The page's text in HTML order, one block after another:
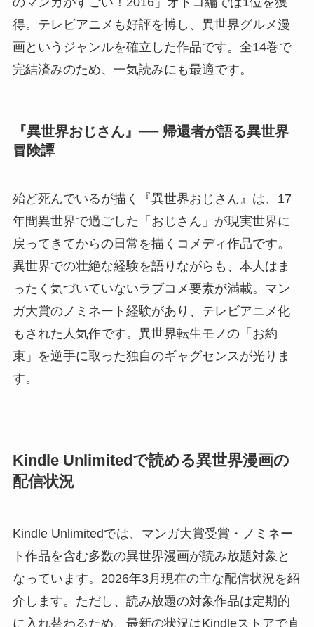
得。テレビアニメも好評を博し、異世界グルメ漫
画というジャンルを確立した作品です。全14巻で
完結済みのため、一気読みにも最適です。
『異世界おじさん』── 帰還者が語る異世界
冒険譚
殆ど死んでいるが描く『異世界おじさん』は、17
年間異世界で過ごした「おじさん」が現実世界に
戻ってきてからの日常を描くコメディ作品です。
異世界での壮絶な経験を語りながらも、本人はま
ったく気づいていないラブコメ要素が満載。マン
ガ大賞のノミネート経験があり、テレビアニメ化
もされた人気作です。異世界転生モノの「お約
束」を逆手に取った独自のギャグセンスが光りま
す。
Kindle Unlimitedで読める異世界漫画の
配信状況
Kindle Unlimitedでは、マンガ大賞受賞・ノミネー
ト作品を含む多数の異世界漫画が読み放題対象と
なっています。2026年3月現在の主な配信状況を紹
介します。ただし、読み放題の対象作品は定期的
に入れ替わるため、最新の状況はKindleストアで直